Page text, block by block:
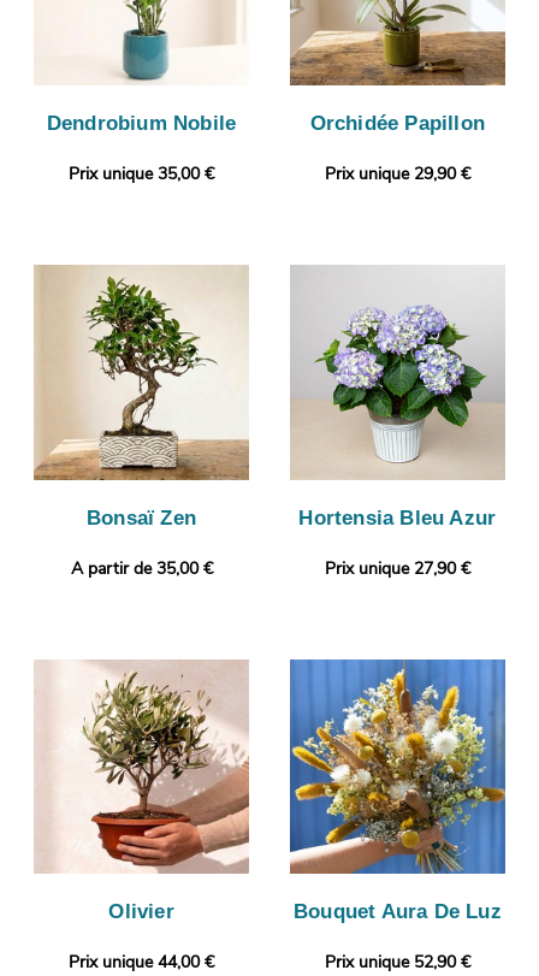
Dendrobium Nobile
Prix unique 35,00 €
Orchidée Papillon
Prix unique 29,90 €
Bonsaï Zen
A partir de 35,00 €
Hortensia Bleu Azur
Prix unique 27,90 €
Olivier
Prix unique 44,00 €
Bouquet Aura De Luz
Prix unique 52,90 €